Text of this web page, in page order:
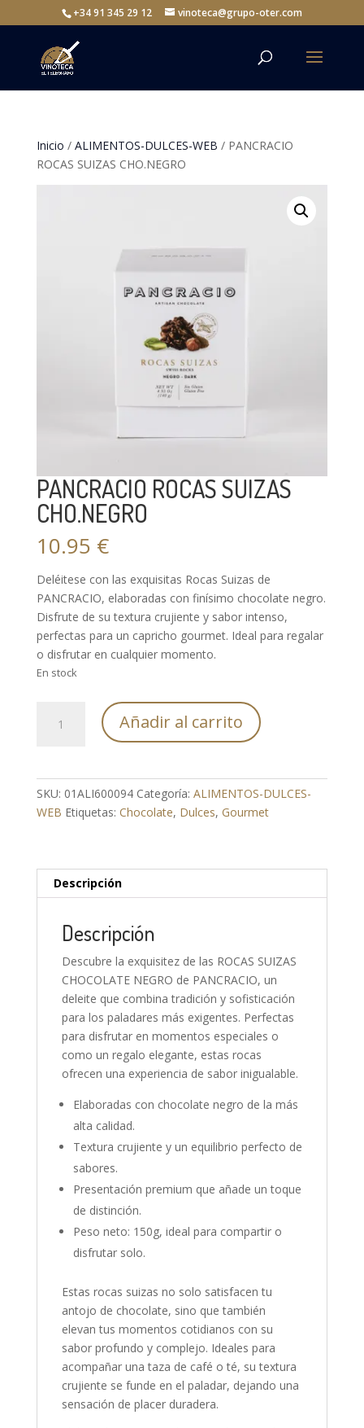
+34 91 345 29 12 vinoteca@grupo-oter.com
Inicio / ALIMENTOS-DULCES-WEB / PANCRACIO
ROCAS SUIZAS CHO.NEGRO
PANCRACIO ROCAS SUIZAS
CHO.NEGRO
10.95 €
Deléitese con las exquisitas Rocas Suizas de
PANCRACIO, elaboradas con finísimo chocolate negro.
Disfrute de su textura crujiente y sabor intenso,
perfectas para un capricho gourmet. Ideal para regalar
o disfrutar en cualquier momento.
En stock
ROCAS
Añadir al carrito
SKU: 01ALI600094 Categoría: ALIMENTOS-DULCES-
WEB Etiquetas: Chocolate, Dulces, Gourmet
Descripción
Descripción
Descubre la exquisitez de las ROCAS SUIZAS
CHOCOLATE NEGRO de PANCRACIO, un
deleite que combina tradición y sofisticación
para los paladares más exigentes. Perfectas
para disfrutar en momentos especiales o
como un regalo elegante, estas rocas
ofrecen una experiencia de sabor inigualable.
Elaboradas con chocolate negro de la más
alta calidad.
Textura crujiente y un equilibrio perfecto de
sabores.
Presentación premium que añade un toque
de distinción.
Peso neto: 150g, ideal para compartir o
disfrutar solo.
Estas rocas suizas no solo satisfacen tu
antojo de chocolate, sino que también
elevan tus momentos cotidianos con su
sabor profundo y complejo. Ideales para
acompañar una taza de café o té, su textura
crujiente se funde en el paladar, dejando una
sensación de placer duradera.